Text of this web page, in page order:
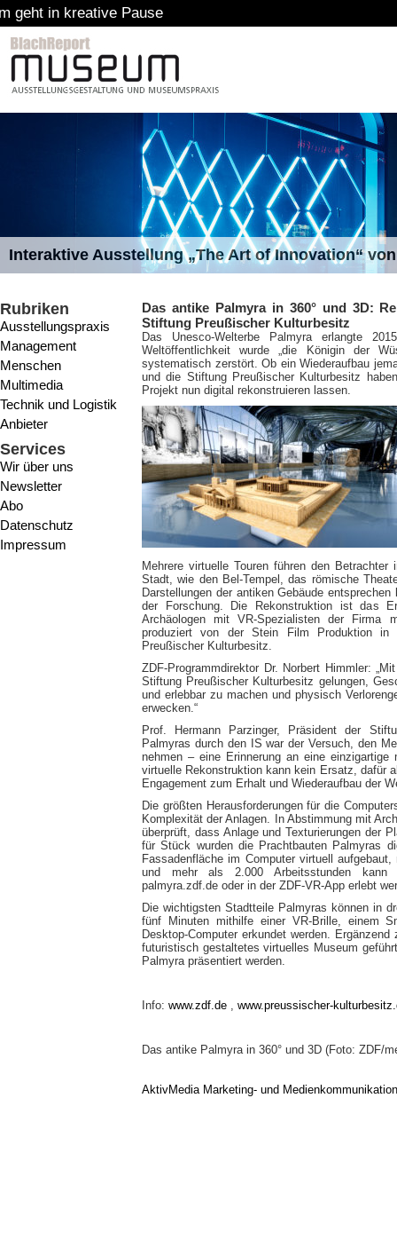
Interaktive Ausstellung „The Art of Innovation“
Rubriken
Ausstellungspraxis
Management
Menschen
Multimedia
Technik und Logistik
Anbieter
Services
Wir über uns
Newsletter
Abo
Datenschutz
Impressum
Das antike Palmyra in 360° und 3D:
Stiftung Preußischer Kulturbesitz
Das Unesco-Welterbe Palmyra erlangte
Weltöffentlichkeit wurde „die Königin der
systematisch zerstört. Ob ein Wiederaufbau
und die Stiftung Preußischer Kulturbesitz
Projekt nun digital rekonstruieren lassen.
Mehrere virtuelle Touren führen den
Stadt, wie den Bel-Tempel, das römische
Darstellungen der antiken Gebäude
der Forschung. Die Rekonstruktion ist das
Archäologen mit VR-Spezialisten der Firma
produziert von der Stein Film Produktion
Preußischer Kulturbesitz.
ZDF-Programmdirektor Dr. Norbert Himmler:
Stiftung Preußischer Kulturbesitz gelungen,
und erlebbar zu machen und physisch
erwecken.“
Prof. Hermann Parzinger, Präsident der
Palmyras durch den IS war der Versuch, den
nehmen – eine Erinnerung an eine
virtuelle Rekonstruktion kann kein Ersatz, dafür
Engagement zum Erhalt und Wiederaufbau der
Die größten Herausforderungen für die
Komplexität der Anlagen. In Abstimmung mit
überprüft, dass Anlage und Texturierungen der
für Stück wurden die Prachtbauten Palmyras
Fassadenfläche im Computer virtuell
und mehr als 2.000 Arbeitsstunden kann
palmyra.zdf.de oder in der ZDF-VR-App erlebt
Die wichtigsten Stadtteile Palmyras können in
fünf Minuten mithilfe einer VR-Brille, einem
Desktop-Computer erkundet werden.
futuristisch gestaltetes virtuelles Museum
Palmyra präsentiert werden.
Info: www.zdf.de , www.preussischer-
Das antike Palmyra in 360° und 3D (Foto: ZDF/
AktivMedia Marketing- und